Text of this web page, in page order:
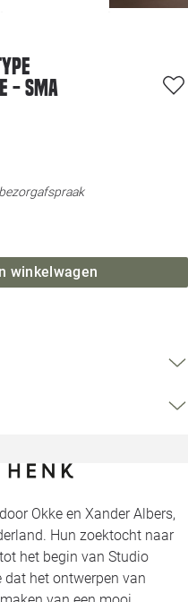
- Sma
In winkelwagen
Okke en Xander Albers,
Hun zoektocht naar
het begin van Studio
dat het ontwerpen van